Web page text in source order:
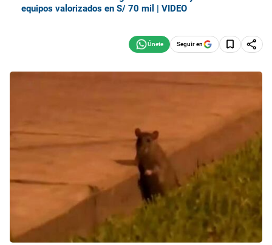
equipos valorizados en S/ 70 mil | VIDEO
Seguir en